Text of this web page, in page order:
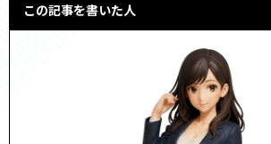
この記事を書いた人